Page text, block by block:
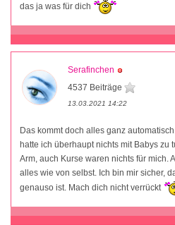
das ja was für dich
Serafinchen
4537 Beiträge
13.03.2021 14:22
Das kommt doch alles ganz
hatte ich überhaupt nichts mit Babys zu
Arm, auch Kurse waren nichts für mich.
alles wie von selbst. Ich bin mir sicher,
genauso ist. Mach dich nicht verrückt